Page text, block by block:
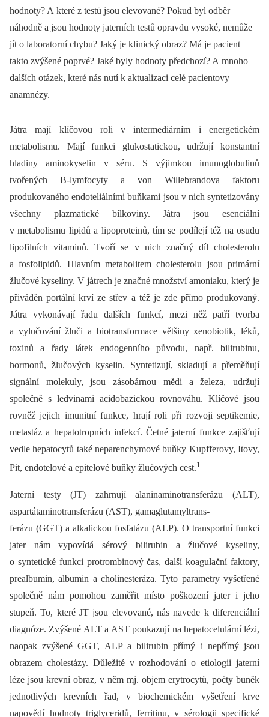
hodnoty? A které z testů jsou elevované? Pokud byl odběr
náhodně a jsou hodnoty jaterních testů opravdu vysoké, nemůže
jít o laboratorní chybu? Jaký je klinický obraz? Má je pacient
takto zvýšené poprvé? Jaké byly hodnoty předchozí? A mnoho
dalších otázek, které nás nutí k aktualizaci celé pacientovy
anamnézy.
Játra mají klíčovou roli v intermediárním i energetickém
metabolismu. Mají funkci glukostatickou, udržují konstantní
hladiny aminokyselin v séru. S výjimkou imunoglobulinů
tvořených B-lymfocyty a von Willebrandova faktoru
produkovaného endoteliálními buňkami jsou v nich syntetizovány
všechny plazmatické bílkoviny. Játra jsou esenciální
v metabolismu lipidů a lipoproteinů, tím se podílejí též na osudu
lipofilních vitaminů. Tvoří se v nich značný díl cholesterolu
a fosfolipidů. Hlavním metabolitem cholesterolu jsou primární
žlučové kyseliny. V játrech je značné množství amoniaku, který je
přiváděn portální krví ze střev a též je zde přímo produkovaný.
Játra vykonávají řadu dalších funkcí, mezi něž patří tvorba
a vylučování žluči a biotransformace většiny xenobiotik, léků,
toxinů a řady látek endogenního původu, např. bilirubinu,
hormonů, žlučových kyselin. Syntetizují, skladují a přeměňují
signální molekuly, jsou zásobárnou mědi a železa, udržují
společně s ledvinami acidobazickou rovnováhu. Klíčové jsou
rovněž jejich imunitní funkce, hrají roli při rozvoji septikemie,
metastáz a hepatotropních infekcí. Četné jaterní funkce zajišťují
vedle hepatocytů také neparenchymové buňky Kupfferovy, Itovy,
Pit, endotelové a epitelové buňky žlučových cest.1
Jaterní testy (JT) zahrnují alaninaminotransferázu (ALT),
aspartátaminotransferázu (AST), gamaglutamyltrans-
ferázu (GGT) a alkalickou fosfatázu (ALP). O transportní funkci
jater nám vypovídá sérový bilirubin a žlučové kyseliny,
o syntetické funkci protrombinový čas, další koagulační faktory,
prealbumin, albumin a cholinesteráza. Tyto parametry vyšetřené
společně nám pomohou zaměřit místo poškození jater i jeho
stupeň. To, které JT jsou elevované, nás navede k diferenciální
diagnóze. Zvýšené ALT a AST poukazují na hepatocelulární lézi,
naopak zvýšené GGT, ALP a bilirubin přímý i nepřímý jsou
obrazem cholestázy. Důležité v rozhodování o etiologii jaterní
léze jsou krevní obraz, v něm mj. objem erytrocytů, počty buněk
jednotlivých krevních řad, v biochemickém vyšetření krve
napovědí hodnoty triglyceridů, ferritinu, v sérologii specifické